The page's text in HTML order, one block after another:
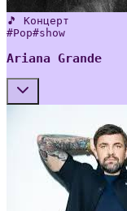
🎵 Концерт
#Pop#show
Ariana Grande